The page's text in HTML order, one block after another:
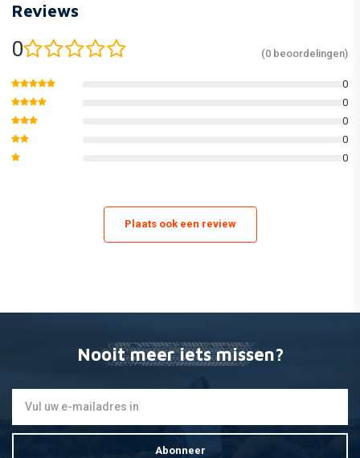
Reviews
0 (0 beoordelingen)
0
0
0
0
0
Plaats ook een review
Nooit meer iets missen?
Abonneer